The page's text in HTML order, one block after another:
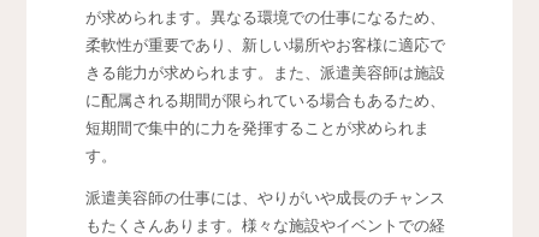
が求められます。異なる環境での仕事になるため、
柔軟性が重要であり、新しい場所やお客様に適応で
きる能力が求められます。また、派遣美容師は施設
に配属される期間が限られている場合もあるため、
短期間で集中的に力を発揮することが求められま
す。
派遣美容師の仕事には、やりがいや成長のチャンス
もたくさんあります。様々な施設やイベントでの経